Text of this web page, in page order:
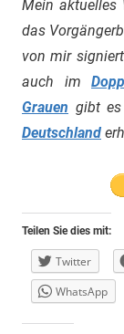
Mein aktuelles
das
von mir
auch im
Grauen gibt
Deutschland
Teilen Sie dies mit:
Twitter
WhatsApp